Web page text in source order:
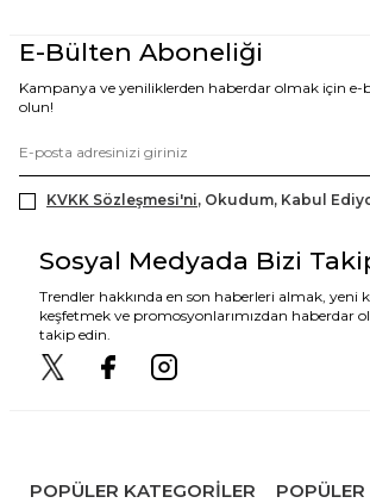
E-Bülten Aboneliği
Kampanya ve yeniliklerden haberdar olmak için
olun!
KVKK Sözleşmesi'ni, Okudum, Kabul
Sosyal Medyada Bizi
Trendler hakkında en son haberleri almak, yeni
keşfetmek ve promosyonlarımızdan haberdar
takip edin.
POPÜLER KATEGORILER POPÜLER